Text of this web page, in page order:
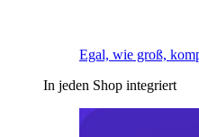
Egal, wie groß,
In jeden Shop integriert